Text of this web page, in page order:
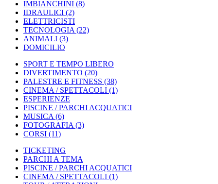
IMBIANCHINI (8)
IDRAULICI (2)
ELETTRICISTI
TECNOLOGIA (22)
ANIMALI (3)
DOMICILIO
SPORT E TEMPO LIBERO
DIVERTIMENTO (20)
PALESTRE E FITNESS (38)
CINEMA / SPETTACOLI (1)
ESPERIENZE
PISCINE / PARCHI ACQUATICI
MUSICA (6)
FOTOGRAFIA (3)
CORSI (11)
TICKETING
PARCHI A TEMA
PISCINE / PARCHI ACQUATICI
CINEMA / SPETTACOLI (1)